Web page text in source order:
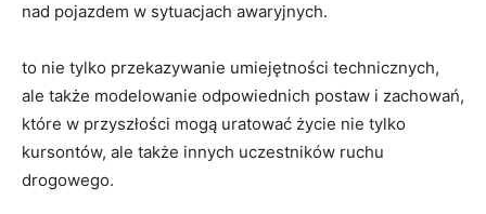
nad pojazdem w sytuacjach awaryjnych.
to⁤ nie tylko przekazywanie umiejętności ‌technicznych,
ale także modelowanie odpowiednich ‍postaw i zachowań,
które ‌w przyszłości mogą uratować życie nie tylko
kursontów, ale​ także innych uczestników ruchu​
drogowego.